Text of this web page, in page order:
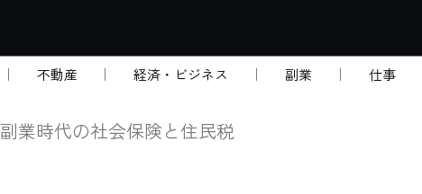
不動産 経済・ビジネス 副業 仕事
副業時代の社会保険と住民税